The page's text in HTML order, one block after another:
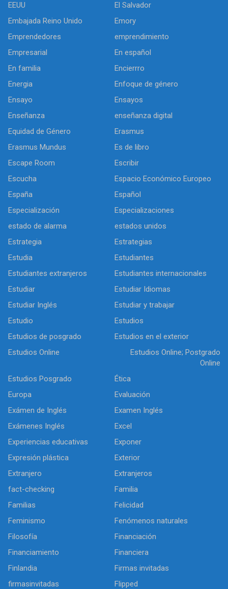
EEUU
El Salvador
Embajada Reino Unido
Emory
Emprendedores
emprendimiento
Empresarial
En español
En familia
Encierrro
Energia
Enfoque de género
Ensayo
Ensayos
Enseñanza
enseñanza digital
Equidad de Género
Erasmus
Erasmus Mundus
Es de libro
Escape Room
Escribir
Escucha
Espacio Económico Europeo
España
Español
Especialización
Especializaciones
estado de alarma
estados unidos
Estrategia
Estrategias
Estudia
Estudiantes
Estudiantes extranjeros
Estudiantes internacionales
Estudiar
Estudiar Idiomas
Estudiar Inglés
Estudiar y trabajar
Estudio
Estudios
Estudios de posgrado
Estudios en el exterior
Estudios Online
Estudios Online; Postgrado
Online
Estudios Posgrado
Ética
Europa
Evaluación
Exámen de Inglés
Examen Inglés
Exámenes Inglés
Excel
Experiencias educativas
Exponer
Expresión plástica
Exterior
Extranjero
Extranjeros
fact-checking
Familia
Familias
Felicidad
Feminismo
Fenómenos naturales
Filosofía
Financiación
Financiamiento
Financiera
Finlandia
Firmas invitadas
firmasinvitadas
Flipped